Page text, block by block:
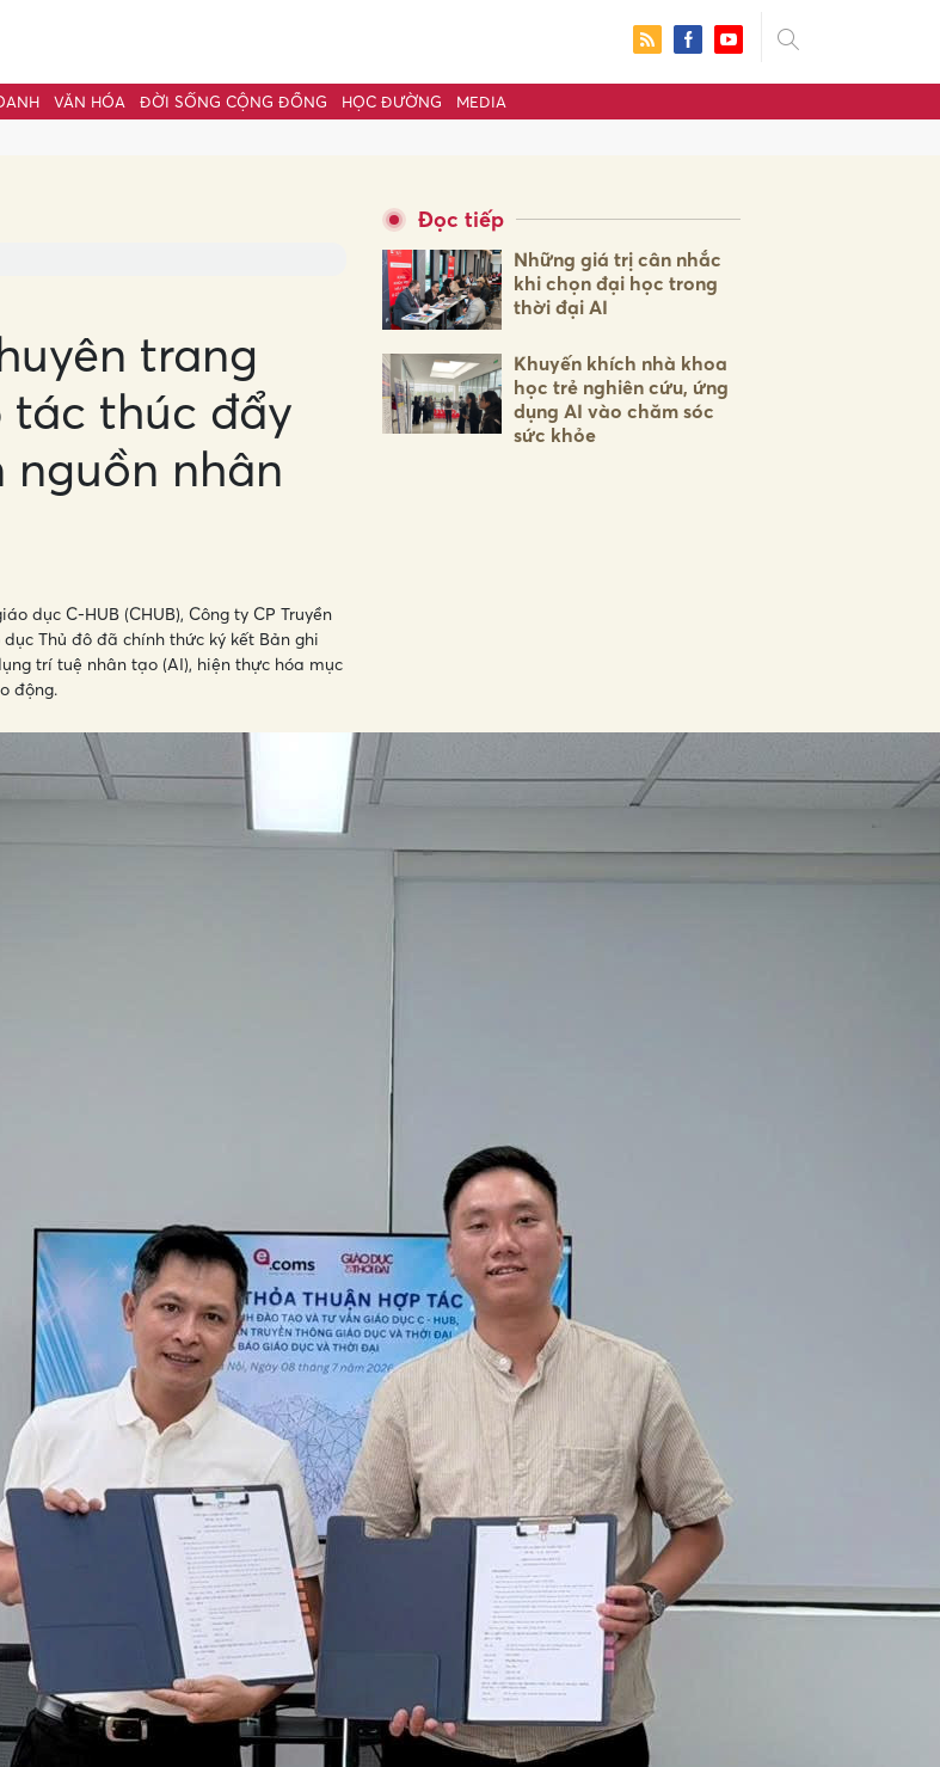
VĂN HÓA ĐỜI SỐNG CỘNG ĐỒNG HỌC ĐƯỜNG MEDIA
trang
tác thúc đẩy
nhân
dục C-HUB (CHUB), Công ty CP Truyền
Thủ đô đã chính thức ký kết Bản ghi
trí tuệ nhân tạo (AI), hiện thực hóa mục
động.
Đọc tiếp
Những giá trị cân nhắc
khi chọn đại học trong
thời đại AI
Khuyến khích nhà khoa
học trẻ nghiên cứu, ứng
dụng AI vào chăm sóc
sức khỏe